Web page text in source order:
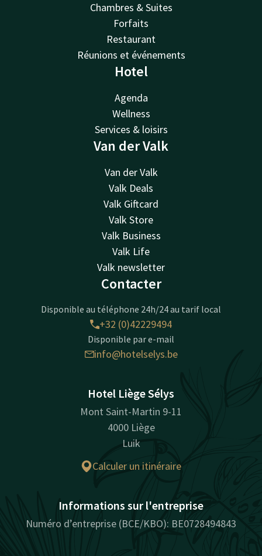
Chambres & Suites
Forfaits
Restaurant
Réunions et événements
Hotel
Agenda
Wellness
Services & loisirs
Van der Valk
Van der Valk
Valk Deals
Valk Giftcard
Valk Store
Valk Business
Valk Life
Valk newsletter
Contacter
Disponible au téléphone 24h/24 au tarif local
+32 (0)42229494
Disponible par e-mail
info@hotelselys.be
Hotel Liège Sélys
Mont Saint-Martin 9-11
4000 Liège
Luik
Calculer un itinéraire
Informations sur l'entreprise
Numéro d’entreprise (BCE/KBO): BE0728494843